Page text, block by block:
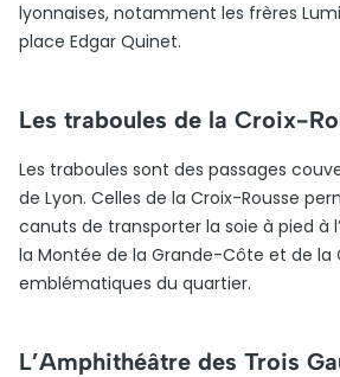
lyonnaises, notamment les frères
place Edgar Quinet.
Les traboules de la Croix-
Les traboules sont des passages
de Lyon. Celles de la Croix-Rousse
canuts de transporter la soie à pied à
la Montée de la Grande-Côte et de la
emblématiques du quartier.
L’Amphithéâtre des Trois